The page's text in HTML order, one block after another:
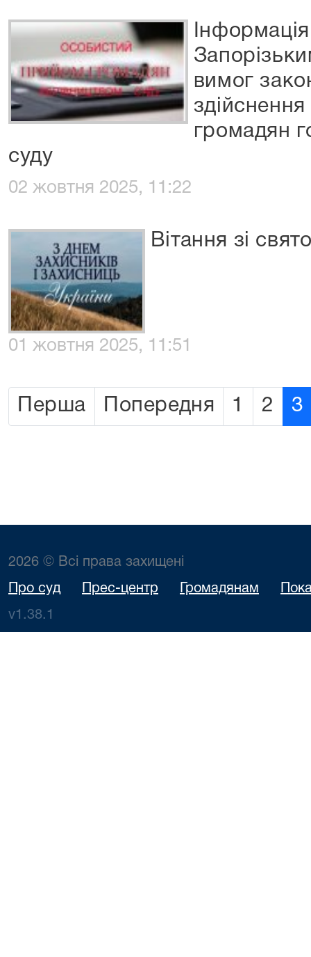
вимог
громадян
суду
02 жовтня 2025, 11:22
Вітання зі
01 жовтня 2025, 11:51
Перша Попередня 1 2 3
2026 © Всі права захищені
Про суд Прес-центр Громадянам
v1.38.1